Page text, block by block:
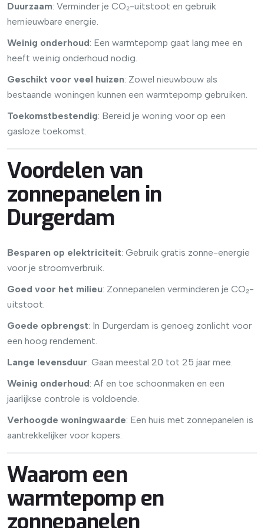
Duurzaam: Verminder je CO₂-uitstoot en gebruik
hernieuwbare energie.
Weinig onderhoud: Een warmtepomp gaat lang mee en
heeft weinig onderhoud nodig.
Geschikt voor veel huizen: Zowel nieuwbouw als
bestaande woningen kunnen een warmtepomp gebruiken.
Toekomstbestendig: Bereid je woning voor op een
gasloze toekomst.
Voordelen van
zonnepanelen in
Durgerdam
Besparen op elektriciteit: Gebruik gratis zonne-energie
voor je stroomverbruik.
Goed voor het milieu: Zonnepanelen verminderen je CO₂-
uitstoot.
Goede opbrengst: In Durgerdam is genoeg zonlicht voor
een hoog rendement.
Lange levensduur: Gaan meestal 20 tot 25 jaar mee.
Weinig onderhoud: Af en toe schoonmaken en een
jaarlijkse controle is voldoende.
Verhoogde woningwaarde: Een huis met zonnepanelen is
aantrekkelijker voor kopers.
Waarom een
warmtepomp en